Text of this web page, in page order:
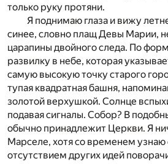
только руку протяни.
Я поднимаю глаза и вижу
синее, словно плащ Девы Марии,
царапины двойного следа. По
развилку в небе, которая
самую высокую точку старого
тупая квадратная башня,
золотой верхушкой. Солнце
подавая сигналы. Собор? В
обычно принадлежит Церкви. Я
Марселе, хотя со временем узнаю
отсутствием других идей